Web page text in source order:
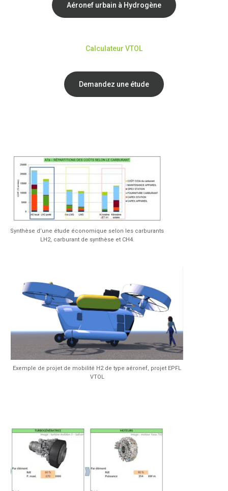
Aéronef urbain à Hydrogène
Calculateur VTOL
Demandez une étude
Synthèse d’une étude économique selon les carburants
LH2, carburant de synthèse et CH4.
Exemple de projet de mobilité H2 de type aéronef, projet EPFL
VTOL